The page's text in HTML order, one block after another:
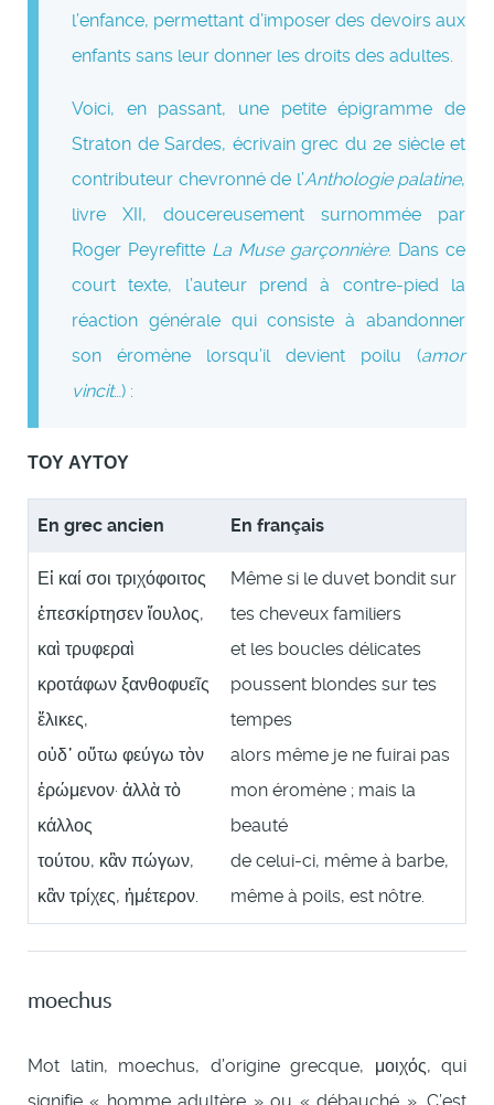
l’enfance, permettant d’imposer des devoirs aux
enfants sans leur donner les droits des adultes.
Voici, en passant, une petite épigramme de
Straton de Sardes, écrivain grec du 2e siècle et
contributeur chevronné de l’Anthologie palatine,
livre XII, doucereusement surnommée par
Roger Peyrefitte La Muse garçonnière. Dans ce
court texte, l’auteur prend à contre-pied la
réaction générale qui consiste à abandonner
son éromène lorsqu’il devient poilu (amor
vincit…) :
ΤΟΥ ΑΥΤΟΥ
En grec ancien En français
Εἰ καί σοι τριχόφοιτος
ἐπεσκίρτησεν ἴουλος,
καὶ τρυφεραὶ
κροτάφων ξανθοφυεῖς
ἕλικες,
οὐδ᾿ οὕτω φεύγω τὸν
ἐρώμενον· ἀλλὰ τὸ
κάλλος
τούτου, κἂν πώγων,
κἂν τρίχες, ἡμέτερον.
Même si le duvet bondit sur
tes cheveux familiers
et les boucles délicates
poussent blondes sur tes
tempes
alors même je ne fuirai pas
mon éromène ; mais la
beauté
de celui-ci, même à barbe,
même à poils, est nôtre.
moechus
Mot latin, moechus, d’origine grecque, μοιχός, qui
signifie « homme adultère » ou « débauché ». C’est